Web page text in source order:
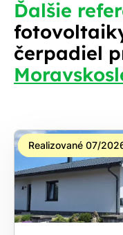
Ďalšie
čerpadiel
Realizované 07/